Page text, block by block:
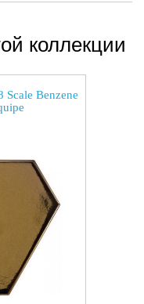
коллекции
Scale Benzene